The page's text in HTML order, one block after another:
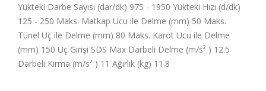
Yükteki Darbe Sayısı (dar/dk) 975 - 1950 Yükteki Hızı (d/dk)
125 - 250 Maks. Matkap Ucu ile Delme (mm) 50 Maks.
Tünel Uç ile Delme (mm) 80 Maks. Karot Ucu ile Delme
(mm) 150 Uç Girişi SDS Max Darbeli Delme (m/s² ) 12.5
Darbeli Kırma (m/s² ) 11 Ağırlık (kg) 11.8